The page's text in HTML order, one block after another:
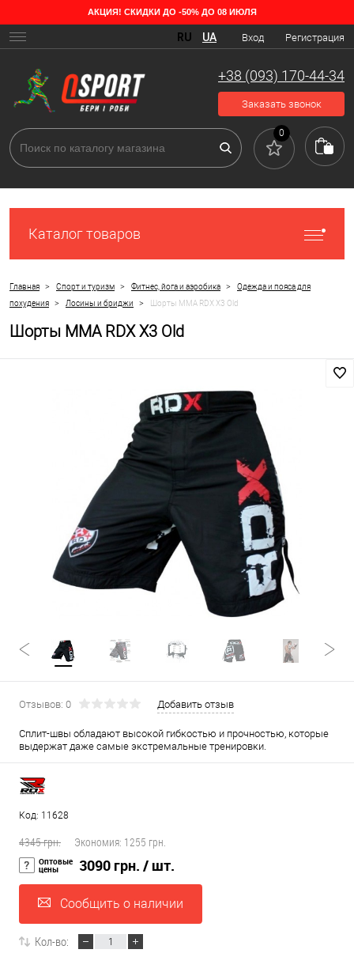
АКЦИЯ! СКИДКИ ДО -50% ДО 08 ИЮЛЯ
Вход Регистрация
RU UA
+38 (093) 170-44-34
Заказать звонок
0
Каталог товаров
Главная > Спорт и туризм > Фитнес, йога и аэробика >
Одежда и пояса для
похудения
> Лосины и бриджи > Шорты MMA RDX X3 Old
Шорты MMA RDX X3 Old
Отзывов: 0 Добавить отзыв
Сплит-швы обладают высокой гибкостью и прочностью, которые
выдержат даже самые экстремальные тренировки.
Код: 11628
4345 грн. Экономия: 1255 грн.
Оптовые
цены 3090 грн. / шт.
Сообщить о наличии
Кол-во: